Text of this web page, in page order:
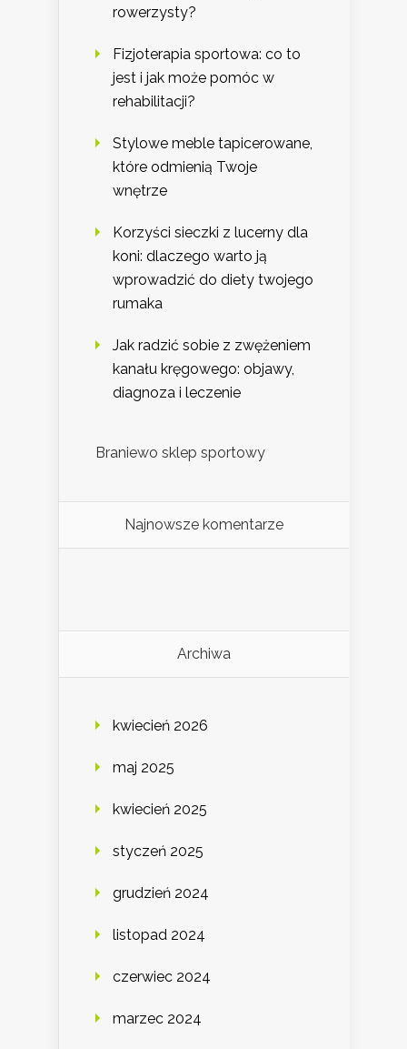
rowerzysty?
Fizjoterapia sportowa: co to
jest i jak może pomóc w
rehabilitacji?
Stylowe meble tapicerowane,
które odmienią Twoje
wnętrze
Korzyści sieczki z lucerny dla
koni: dlaczego warto ją
wprowadzić do diety twojego
rumaka
Jak radzić sobie z zwężeniem
kanału kręgowego: objawy,
diagnoza i leczenie
Braniewo sklep sportowy
Najnowsze komentarze
Archiwa
kwiecień 2026
maj 2025
kwiecień 2025
styczeń 2025
grudzień 2024
listopad 2024
czerwiec 2024
marzec 2024